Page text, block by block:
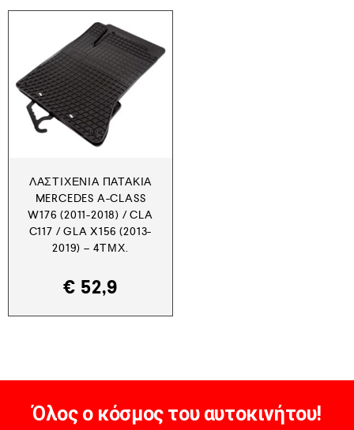
ΛΑΣΤΙΧΈΝΙΑ ΠΑΤΆΚΙΑ
MERCEDES A-CLASS
W176 (2011-2018) / CLA
C117 / GLA X156 (2013-
2019) – 4ΤΜΧ.
€ 52,9
Όλος ο κόσμος του αυτοκινήτου!